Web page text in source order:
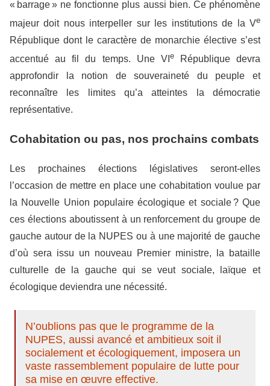
« barrage » ne fonctionne plus aussi bien. Ce phénomène
majeur doit nous interpeller sur les institutions de la Ve
République dont le caractère de monarchie élective s’est
accentué au fil du temps. Une VI eRépublique devra
approfondir la notion de souveraineté du peuple et
reconnaître les limites qu’a atteintes la démocratie
représentative.
Cohabitation ou pas, nos prochains combats
Les prochaines élections législatives seront-elles
l’occasion de mettre en place une cohabitation voulue par
la Nouvelle Union populaire écologique et sociale ? Que
ces élections aboutissent à un renforcement du groupe de
gauche autour de la NUPES ou à une majorité de gauche
d’où sera issu un nouveau Premier ministre, la bataille
culturelle de la gauche qui se veut sociale, laïque et
écologique deviendra une nécessité.
N’oublions pas que le programme de la
NUPES, aussi avancé et ambitieux soit il
socialement et écologiquement, imposera un
vaste rassemblement populaire de lutte pour
sa mise en œuvre effective.